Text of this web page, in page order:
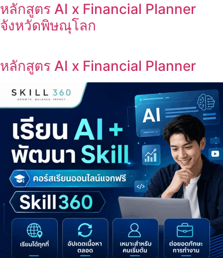
หลักสูตร AI x Financial Planner
จังหวัดพิษณุโลก
หลักสูตร AI x Financial Planner